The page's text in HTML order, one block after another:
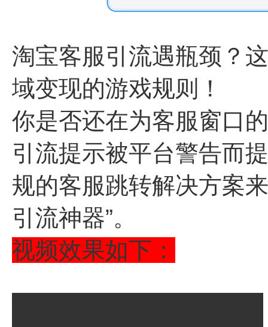
淘宝客服引流遇瓶颈？
域变现的游戏规则！
你是否还在为客服窗口
引流提示被平台警告而
规的客服跳转解决方案
引流神器”。
视频效果如下：